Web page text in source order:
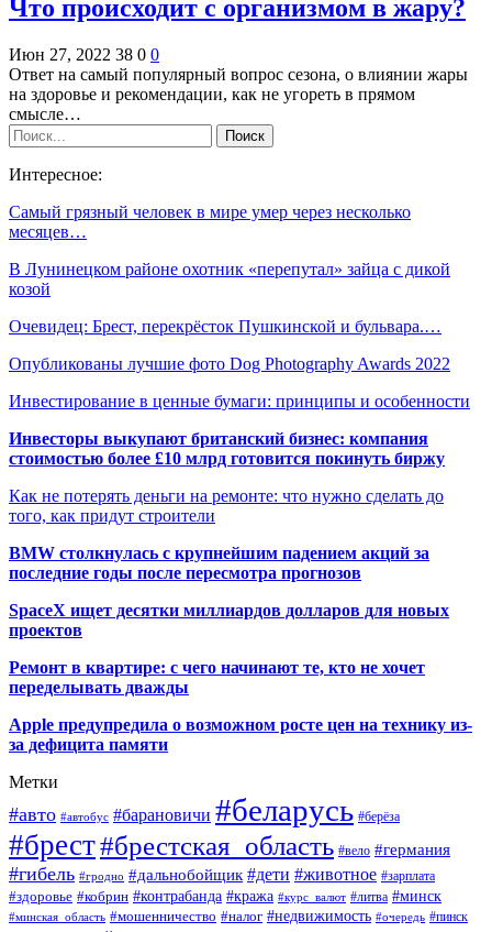
Что происходит с организмом в жару?
Июн 27, 2022 38 0 0
Ответ на самый популярный вопрос сезона, о влиянии жары
на здоровье и рекомендации, как не угореть в прямом
смысле…
Интересное:
Самый грязный человек в мире умер через несколько
месяцев…
В Лунинецком районе охотник «перепутал» зайца с дикой
козой
Очевидец: Брест, перекрёсток Пушкинской и бульвара.…
Опубликованы лучшие фото Dog Photography Awards 2022
Инвестирование в ценные бумаги: принципы и особенности
Инвесторы выкупают британский бизнес: компания
стоимостью более £10 млрд готовится покинуть биржу
Как не потерять деньги на ремонте: что нужно сделать до
того, как придут строители
BMW столкнулась с крупнейшим падением акций за
последние годы после пересмотра прогнозов
SpaceX ищет десятки миллиардов долларов для новых
проектов
Ремонт в квартире: с чего начинают те, кто не хочет
переделывать дважды
Apple предупредила о возможном росте цен на технику из-
за дефицита памяти
Метки
#авто #автобус #барановичи #беларусь #берёза
#брест#брестская_область #вело #германия
#гибель #гродно #дальнобойщик #дети #животное #зарплата
#здоровье #кобрин #контрабанда #кража #курс_валют #литва #минск
#минская_область #мошенничество #налог #недвижимость #очередь #пинск